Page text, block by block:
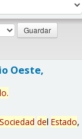
Oeste,
.
Sociedad del Estado,